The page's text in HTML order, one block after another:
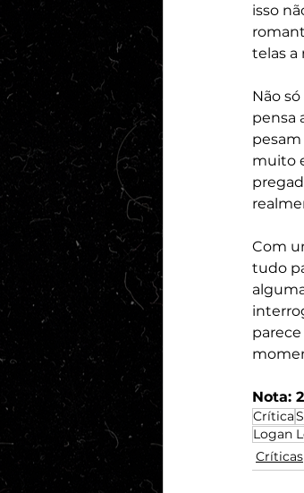
isso
telas a
Não
pensa
muito
Com
tudo
Nota:
Crítica
Logan
Críticas